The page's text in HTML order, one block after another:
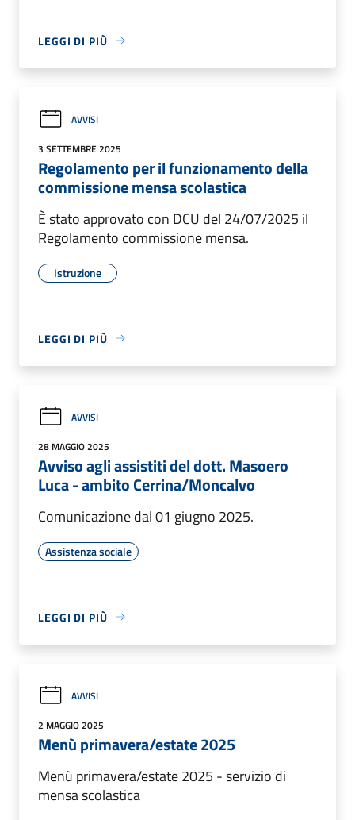
LEGGI DI PIÙ
AVVISI
3 SETTEMBRE 2025
Regolamento per il funzionamento della
commissione mensa scolastica
È stato approvato con DCU del 24/07/2025 il
Regolamento commissione mensa.
Istruzione
LEGGI DI PIÙ
AVVISI
28 MAGGIO 2025
Avviso agli assistiti del dott. Masoero
Luca - ambito Cerrina/Moncalvo
Comunicazione dal 01 giugno 2025.
Assistenza sociale
LEGGI DI PIÙ
AVVISI
2 MAGGIO 2025
Menù primavera/estate 2025
Menù primavera/estate 2025 - servizio di
mensa scolastica